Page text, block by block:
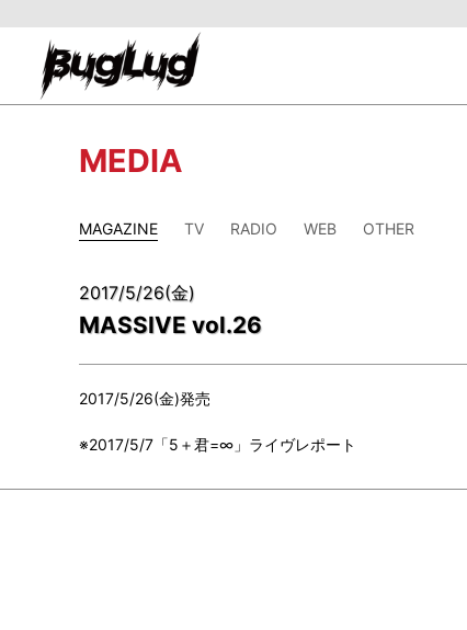
MEDIA
MAGAZINE TV RADIO WEB OTHER
2017/5/26(金)
MASSIVE vol.26
2017/5/26(金)発売
※2017/5/7「5＋君=∞」ライヴレポート